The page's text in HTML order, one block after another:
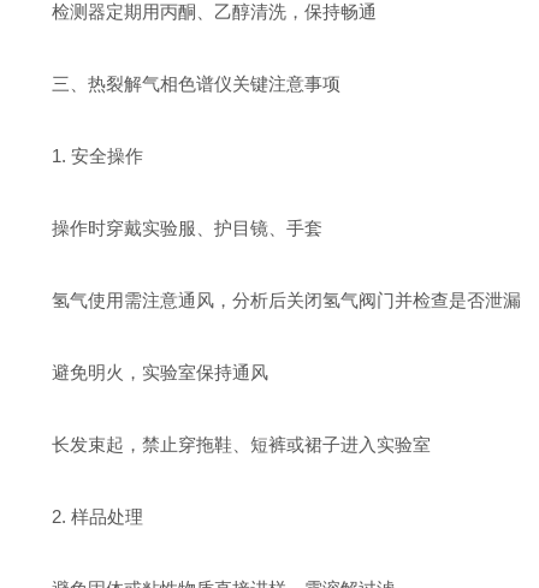
检测器定期用丙酮、乙醇清洗，保持畅通
三、热裂解气相色谱仪关键注意事项
1. 安全操作
操作时穿戴实验服、护目镜、手套
氢气使用需注意通风，分析后关闭氢气阀门并检查是否泄漏
避免明火，实验室保持通风
长发束起，禁止穿拖鞋、短裤或裙子进入实验室
2. 样品处理